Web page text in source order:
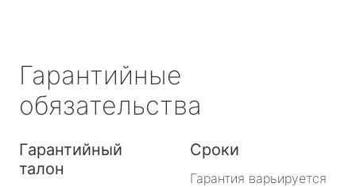
Гарантийные
обязательства
Гарантийный
талон
Сроки
Гарантия варьируется